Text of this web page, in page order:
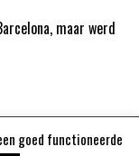
maar werd
goed functioneerde